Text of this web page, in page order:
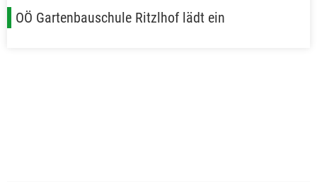
OÖ Gartenbauschule Ritzlhof lädt ein